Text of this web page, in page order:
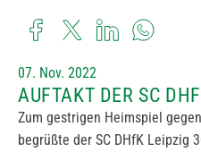
07. Nov. 2022
AUFTAKT DER SC
Zum gestrigen Heimspiel
begrüßte der SC DHfK Leipzig